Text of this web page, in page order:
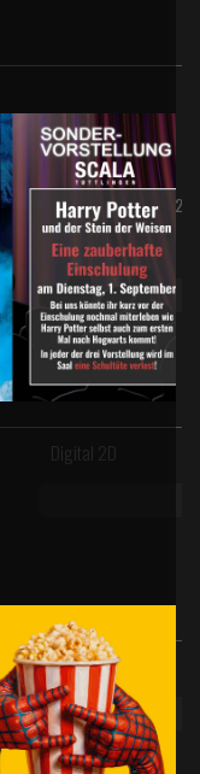
Sa.,
18.10.25
So.,
19.10.25
Digital 2D
Digital 2D
Digital 2D